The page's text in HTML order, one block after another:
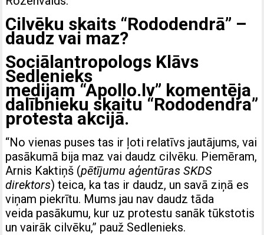
Cilvēku skaits “Rododendrā” –
daudz vai maz?
Sociālantropologs Klāvs
Sedlenieks
medijam “Apollo.lv” komentēja
dalībnieku skaitu “Rododendra”
protesta akcijā.
“No vienas puses tas ir ļoti relatīvs jautājums, vai
pasākumā bija maz vai daudz cilvēku. Piemēram,
Arnis Kaktiņš (pētījumu aģentūras SKDS
direktors) teica, ka tas ir daudz, un savā ziņā es
viņam piekrītu. Mums jau nav daudz tāda
veida pasākumu, kur uz protestu sanāk tūkstotis
un vairāk cilvēku,” pauž Sedlenieks.